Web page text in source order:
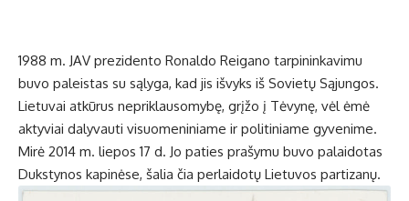
1988 m. JAV prezidento Ronaldo Reigano tarpininkavimu
buvo paleistas su sąlyga, kad jis išvyks iš Sovietų Sąjungos.
Lietuvai atkūrus nepriklausomybę, grįžo į Tėvynę, vėl ėmė
aktyviai dalyvauti visuomeniniame ir politiniame gyvenime.
Mirė 2014 m. liepos 17 d. Jo paties prašymu buvo palaidotas
Dukstynos kapinėse, šalia čia perlaidotų Lietuvos partizanų.